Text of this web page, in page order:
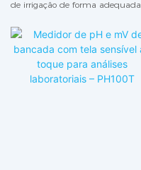
de irrigação de forma adequada.